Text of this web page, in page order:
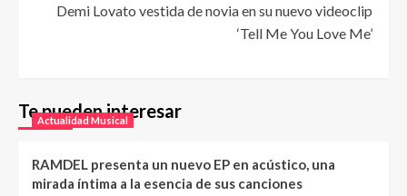
Demi Lovato vestida de novia en su nuevo videoclip
‘Tell Me You Love Me’
Te pueden interesar
Actualidad Musical
RAMDEL presenta un nuevo EP en acústico, una
mirada íntima a la esencia de sus canciones